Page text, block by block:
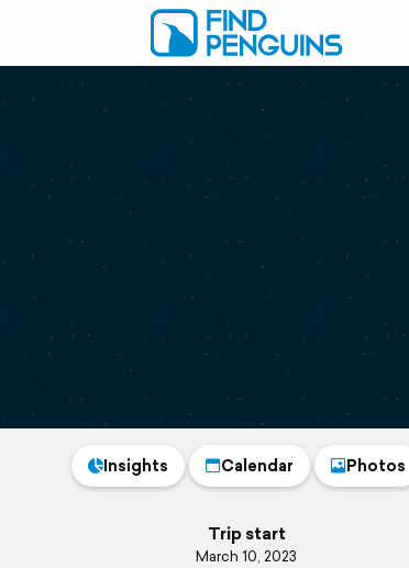
Insights Calendar Photos
Trip start
March 10, 2023